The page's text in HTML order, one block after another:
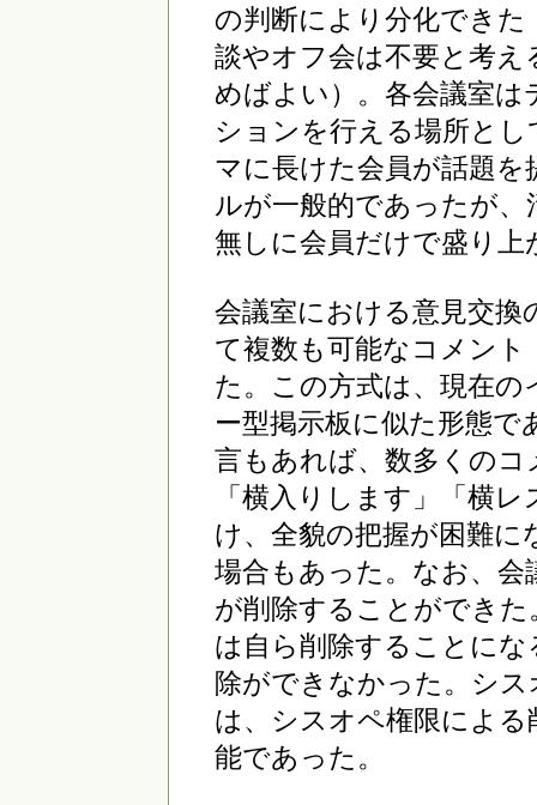
の判断により分化でき
談やオフ会は不要と考
めばよい）。各会議室
ションを行える場所と
マに長けた会員が話題
ルが一般的であったが
無しに会員だけで盛り
会議室における意見交
て複数も可能なコメン
た。この方式は、現在
ー型掲示板に似た形態
言もあれば、数多くの
「横入りします」「横
け、全貌の把握が困難
場合もあった。なお、
が削除することができ
は自ら削除することに
除ができなかった。シ
は、シスオペ権限によ
能であった。